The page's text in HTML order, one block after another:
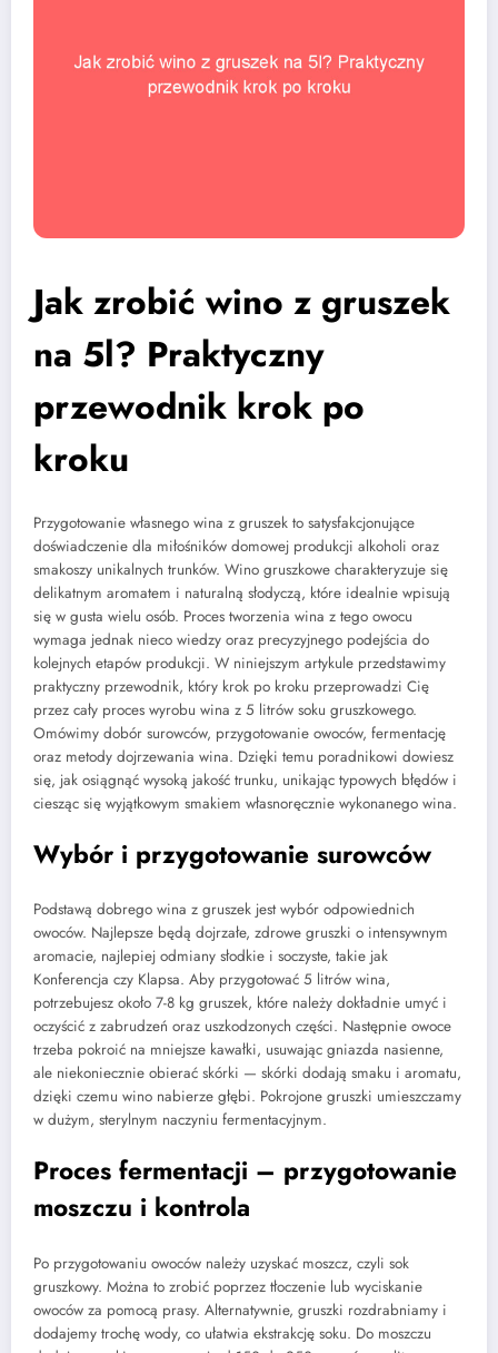
Jak zrobić wino z gruszek
na 5l? Praktyczny
przewodnik krok po
kroku
Przygotowanie własnego wina z gruszek to satysfakcjonujące
doświadczenie dla miłośników domowej produkcji alkoholi oraz
smakoszy unikalnych trunków. Wino gruszkowe charakteryzuje się
delikatnym aromatem i naturalną słodyczą, które idealnie wpisują
się w gusta wielu osób. Proces tworzenia wina z tego owocu
wymaga jednak nieco wiedzy oraz precyzyjnego podejścia do
kolejnych etapów produkcji. W niniejszym artykule przedstawimy
praktyczny przewodnik, który krok po kroku przeprowadzi Cię
przez cały proces wyrobu wina z 5 litrów soku gruszkowego.
Omówimy dobór surowców, przygotowanie owoców, fermentację
oraz metody dojrzewania wina. Dzięki temu poradnikowi dowiesz
się, jak osiągnąć wysoką jakość trunku, unikając typowych błędów i
ciesząc się wyjątkowym smakiem własnoręcznie wykonanego wina.
Wybór i przygotowanie surowców
Podstawą dobrego wina z gruszek jest wybór odpowiednich
owoców. Najlepsze będą dojrzałe, zdrowe gruszki o intensywnym
aromacie, najlepiej odmiany słodkie i soczyste, takie jak
Konferencja czy Klapsa. Aby przygotować 5 litrów wina,
potrzebujesz około 7-8 kg gruszek, które należy dokładnie umyć i
oczyścić z zabrudzeń oraz uszkodzonych części. Następnie owoce
trzeba pokroić na mniejsze kawałki, usuwając gniazda nasienne,
ale niekoniecznie obierać skórki — skórki dodają smaku i aromatu,
dzięki czemu wino nabierze głębi. Pokrojone gruszki umieszczamy
w dużym, sterylnym naczyniu fermentacyjnym.
Proces fermentacji – przygotowanie
moszczu i kontrola
Po przygotowaniu owoców należy uzyskać moszcz, czyli sok
gruszkowy. Można to zrobić poprzez tłoczenie lub wyciskanie
owoców za pomocą prasy. Alternatywnie, gruszki rozdrabniamy i
dodajemy trochę wody, co ułatwia ekstrakcję soku. Do moszczu